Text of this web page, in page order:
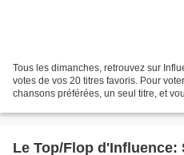
Tous les dimanches, retrouvez sur
votes de vos 20 titres favoris. Pour
chansons préférées, un seul titre, et
Le Top/Flop d'Influence: